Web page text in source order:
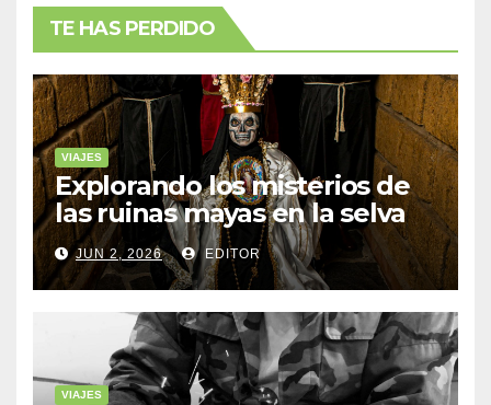
TE HAS PERDIDO
VIAJES
Explorando los misterios de
las ruinas mayas en la selva
de Yucatán
JUN 2, 2026 EDITOR
VIAJES